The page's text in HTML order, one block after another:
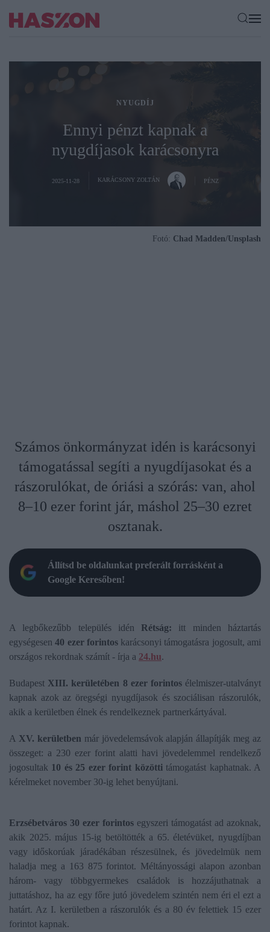
NYUGDÍJ
Ennyi pénzt kapnak a
nyugdíjasok karácsonyra
2025-11-28 KARÁCSONY ZOLTÁN PÉNZ
Fotó: Chad Madden/Unsplash
Számos önkormányzat idén is karácsonyi
támogatással segíti a nyugdíjasokat és a
rászorulókat, de óriási a szórás: van, ahol
8–10 ezer forint jár, máshol 25–30 ezret
osztanak.
Állítsd be oldalunkat preferált forrásként a
Google Keresőben!
A legbőkezűbb település idén Rétság: itt minden háztartás
egységesen 40 ezer forintoskarácsonyi támogatásra jogosult, ami
országos rekordnak számít - írja a 24.hu.
Budapest XIII. kerületében 8 ezer forintosélelmiszer-utalványt
kapnak azok az öregségi nyugdíjasok és szociálisan rászorulók,
akik a kerületben élnek és rendelkeznek partnerkártyával.
A XV. kerületben már jövedelemsávok alapján állapítják meg az
összeget: a 230 ezer forint alatti havi jövedelemmel rendelkező
jogosultak 10 és 25 ezer forint közötti támogatást kaphatnak. A
kérelmeket november 30-ig lehet benyújtani.
Erzsébetváros 30 ezer forintos egyszeri támogatást ad azoknak,
akik 2025. május 15-ig betöltötték a 65. életévüket, nyugdíjban
vagy időskorúak járadékában részesülnek, és jövedelmük nem
haladja meg a 163 875 forintot. Méltányossági alapon azonban
három- vagy többgyermekes családok is hozzájuthatnak a
juttatáshoz, ha az egy főre jutó jövedelem szintén nem éri el ezt a
határt. Az I. kerületben a rászorulók és a 80 év felettiek 15 ezer
forintot kapnak.